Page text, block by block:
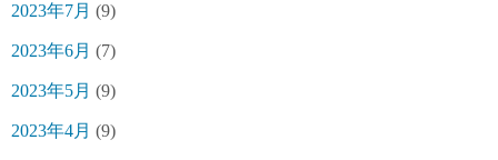
2023年7月 (9)
2023年6月 (7)
2023年5月 (9)
2023年4月 (9)